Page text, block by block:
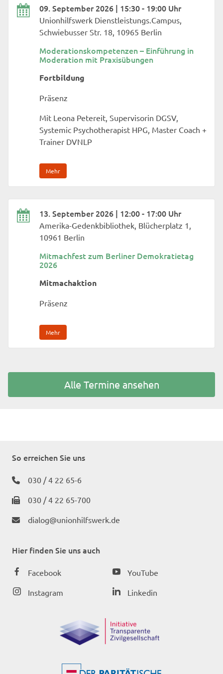
09. September 2026 | 15:30 - 19:00 Uhr
Unionhilfswerk Dienstleistungs.Campus,
Schwiebusser Str. 18, 10965 Berlin
Moderationskompetenzen – Einführung in
Moderation mit Praxisübungen
Fortbildung
Präsenz
Mit Leona Petereit, Supervisorin DGSV,
Systemic Psychotherapist HPG, Master Coach +
Trainer DVNLP
Mehr
13. September 2026 | 12:00 - 17:00 Uhr
Amerika-Gedenkbibliothek, Blücherplatz 1,
10961 Berlin
Mitmachfest zum Berliner Demokratietag
2026
Mitmachaktion
Präsenz
Mehr
Alle Termine ansehen
So erreichen Sie uns
030 / 4 22 65-6
030 / 4 22 65-700
dialog@unionhilfswerk.de
Hier finden Sie uns auch
Facebook
Instagram
YouTube
Linkedin